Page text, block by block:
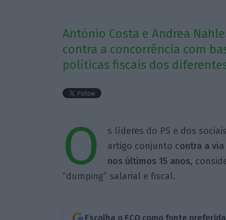
António Costa e Andrea
contra a concorrência com
políticas fiscais dos
O
s líderes do PS e dos
artigo conjunto contra a via
nos últimos 15 anos,
“dumping” salarial e fiscal.
Escolha o ECO como fonte